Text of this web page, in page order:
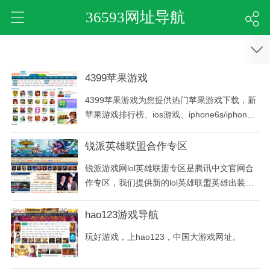
36593网址导航
4399苹果游戏
4399苹果游戏为您提供热门苹果游戏下载，新
苹果游戏排行榜、ios游戏、iphone6s/iphone5
玩的苹果游戏尽在4399手机游戏网。
锐派英雄联盟合作专区
锐派游戏网lol英雄联盟专区是腾讯中文官网合
作专区，我们提供新的lol英雄联盟英雄出装攻
器、lol游戏比赛资讯等一切和英雄联盟相关的
hao123游戏导航
玩好游戏，上hao123，中国大游戏网址。